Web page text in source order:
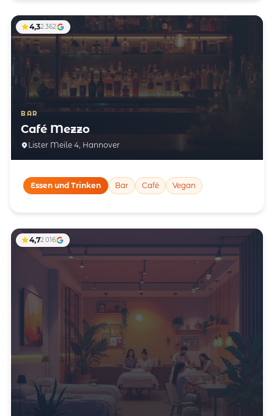
BAR
Café Mezzo
Lister Meile 4, Hannover
4,32.362
Essen und Trinken Bar Café Vegan
4,72.016